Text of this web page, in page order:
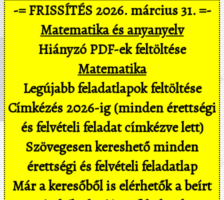
-= FRISSÍTÉS 2026. március 31. =-
Matematika és anyanyelv
Hiányzó PDF-ek feltöltése
Matematika
Legújabb feladatlapok feltöltése
Címkézés 2026-ig (minden érettségi
és felvételi feladat címkézve lett)
Szövegesen kereshető minden
érettségi és felvételi feladatlap
Már a keresőből is elérhetők a beírt